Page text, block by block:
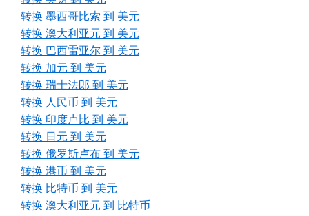
转换 墨西哥比索 到 美元
转换 澳大利亚元 到 美元
转换 巴西雷亚尔 到 美元
转换 加元 到 美元
转换 瑞士法郎 到 美元
转换 人民币 到 美元
转换 印度卢比 到 美元
转换 日元 到 美元
转换 俄罗斯卢布 到 美元
转换 港币 到 美元
转换 比特币 到 美元
转换 澳大利亚元 到 比特币